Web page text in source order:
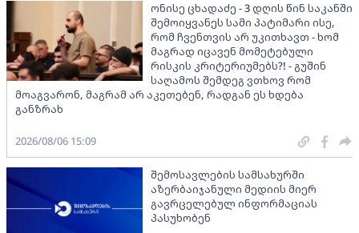
ონისე ცხადაძე - 3 დღის წინ საკანში
შემოიყვანეს სამი პატიმარი ისე,
რომ ჩვენთვის არ უკითხავთ - ხომ
მაგრად იცავენ მომეტებული
რისკის კრიტერიუმებს?! - გუშინ
საღამოს შემდეგ ვთხოვ რომ
მოაგვარონ, მაგრამ არ აკეთებენ, რადგან ეს ხდება
განზრახ
2026/08/06 15:09
შემოსავლების სამსახურში
აზერბაიჯანული მედიის მიერ
გავრცელებულ ინფორმაციას
პასუხობენ